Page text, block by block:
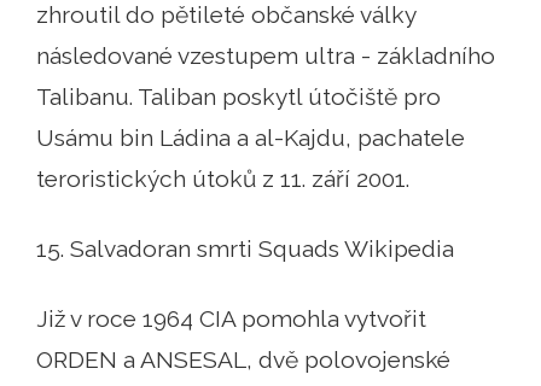
zhroutil do pětileté občanské války
následované vzestupem ultra - základního
Talibanu. Taliban poskytl útočiště pro
Usámu bin Ládina a al-Kajdu, pachatele
teroristických útoků z 11. září 2001.
15. Salvadoran smrti Squads Wikipedia
Již v roce 1964 CIA pomohla vytvořit
ORDEN a ANSESAL, dvě polovojenské